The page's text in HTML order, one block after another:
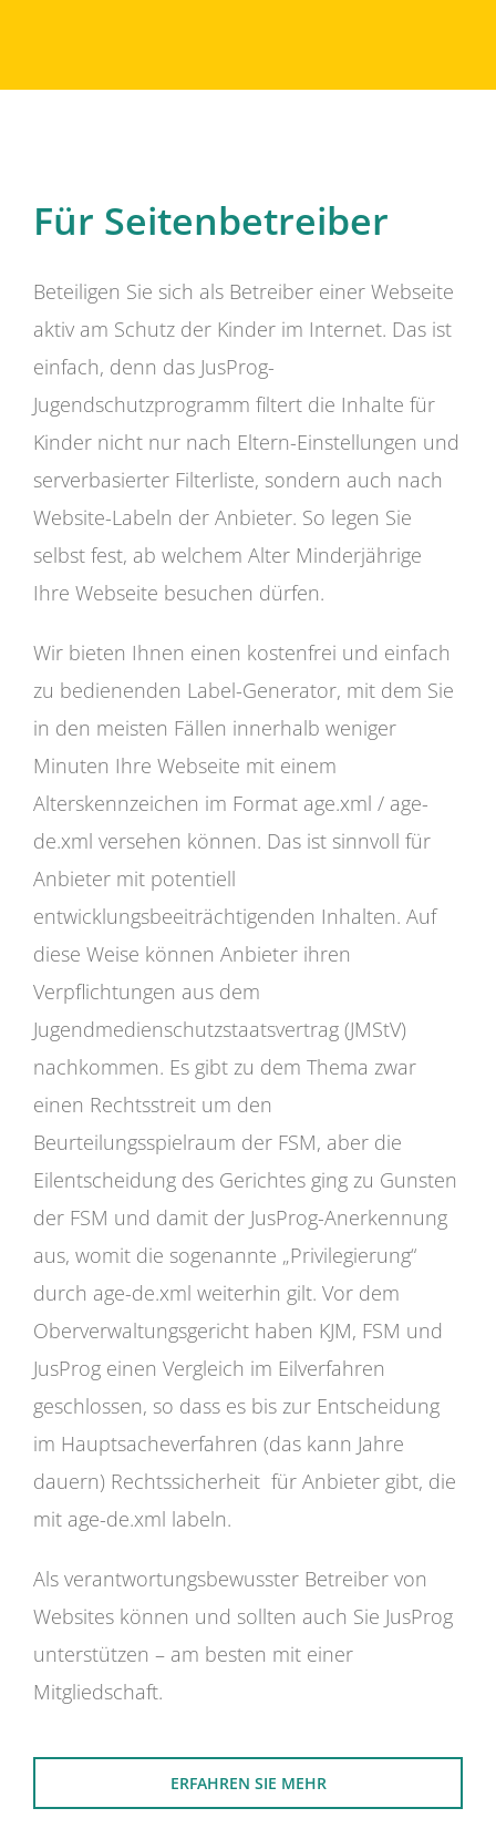
Für Seitenbetreiber
Beteiligen Sie sich als Betreiber einer Webseite
aktiv am Schutz der Kinder im Internet. Das ist
einfach, denn das JusProg-
Jugendschutzprogramm filtert die Inhalte für
Kinder nicht nur nach Eltern-Einstellungen und
serverbasierter Filterliste, sondern auch nach
Website-Labeln der Anbieter. So legen Sie
selbst fest, ab welchem Alter Minderjährige
Ihre Webseite besuchen dürfen.
Wir bieten Ihnen einen kostenfrei und einfach
zu bedienenden Label-Generator, mit dem Sie
in den meisten Fällen innerhalb weniger
Minuten Ihre Webseite mit einem
Alterskennzeichen im Format age.xml / age-
de.xml versehen können. Das ist sinnvoll für
Anbieter mit potentiell
entwicklungsbeeiträchtigenden Inhalten. Auf
diese Weise können Anbieter ihren
Verpflichtungen aus dem
Jugendmedienschutzstaatsvertrag (JMStV)
nachkommen. Es gibt zu dem Thema zwar
einen Rechtsstreit um den
Beurteilungsspielraum der FSM, aber die
Eilentscheidung des Gerichtes ging zu Gunsten
der FSM und damit der JusProg-Anerkennung
aus, womit die sogenannte „Privilegierung“
durch age-de.xml weiterhin gilt. Vor dem
Oberverwaltungsgericht haben KJM, FSM und
JusProg einen Vergleich im Eilverfahren
geschlossen, so dass es bis zur Entscheidung
im Hauptsacheverfahren (das kann Jahre
dauern) Rechtssicherheit für Anbieter gibt, die
mit age-de.xml labeln.
Als verantwortungsbewusster Betreiber von
Websites können und sollten auch Sie JusProg
unterstützen – am besten mit einer
Mitgliedschaft.
ERFAHREN SIE MEHR